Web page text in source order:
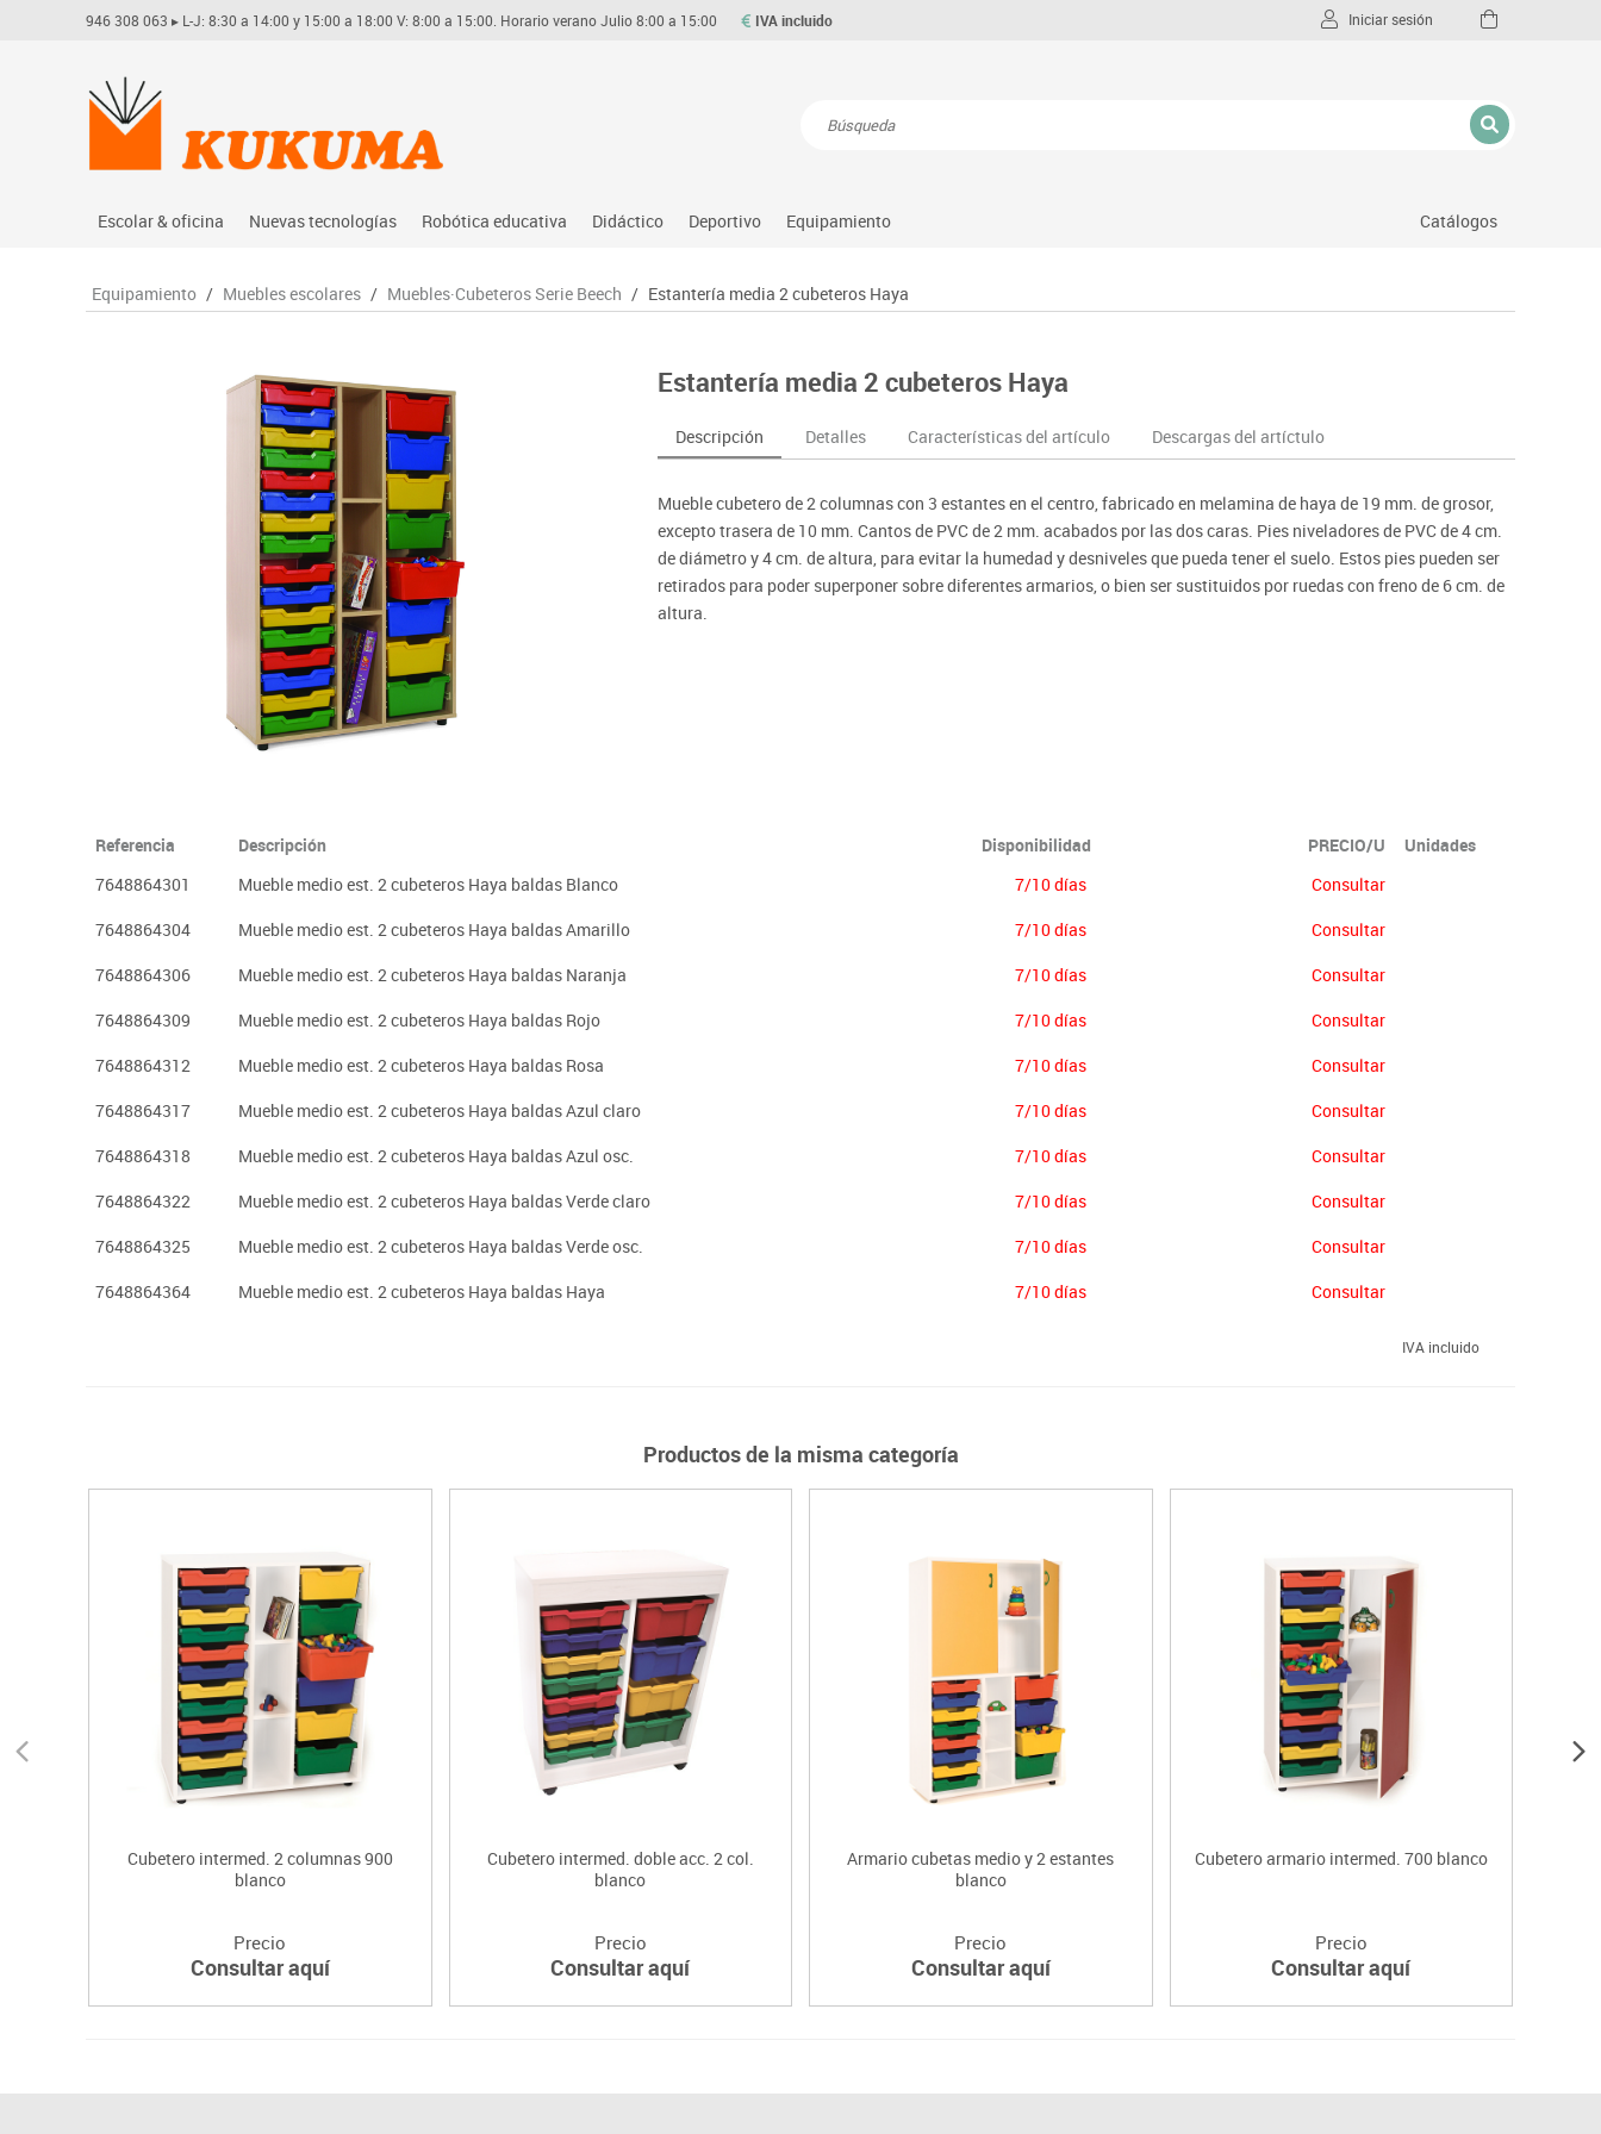
946 308 063 ▸ L-J: 8:30 a 14:00 y 15:00 a 18:00 V: 8:00 a 15:00. Horario verano Julio 8:00 a 15:00 IVA incluido Iniciar sesión
Escolar & oficina
Archivo
Escritura y corrección
Plastifica, encuaderna, destruye
Nuevas tecnologías
Audio
Monitores interactivos
Soportes
Videoconferencia
Videoproyección
Robótica educativa
Arduino
Matatastudio
Vex robotics
Otros
Didáctico
Asociación y atención
Espacios exteriores
Juegos heurísticos
Juegos simbólicos
Lenguaje & idiomas
Matemáticas
Música
Primeras edades
Psicomotricidad
Stem
Tinkering
Deportivo
Atletismo
Comp. deportivos
Deportes raqueta
Equipamiento
Hockey
Protección deportiva
Equipamiento
Aulas entornos naturales
Mesas educación
Percheros, baldas y taquillas
Sillas, bancos y taburetes
Catálogos
Equipamiento / Muebles escolares / Muebles·Cubeteros Serie Beech / Estantería media 2 cubeteros Haya
Estantería media 2 cubeteros Haya
Descripción Detalles Características del artículo Descargas del artíctulo
Mueble cubetero de 2 columnas con 3 estantes en el centro, fabricado en melamina de haya de 19 mm. de grosor,
excepto trasera de 10 mm. Cantos de PVC de 2 mm. acabados por las dos caras. Pies niveladores de PVC de 4 cm.
de diámetro y 4 cm. de altura, para evitar la humedad y desniveles que pueda tener el suelo. Estos pies pueden ser
retirados para poder superponer sobre diferentes armarios, o bien ser sustituidos por ruedas con freno de 6 cm. de
altura.
Referencia Descripción Disponibilidad PRECIO/U
Unidades
7648864301
Mueble medio est. 2 cubeteros Haya baldas Blanco 7/10 días
Consultar
7648864304
Mueble medio est. 2 cubeteros Haya baldas Amarillo 7/10 días
Consultar
7648864306
Mueble medio est. 2 cubeteros Haya baldas Naranja 7/10 días
Consultar
7648864309
Mueble medio est. 2 cubeteros Haya baldas Rojo 7/10 días
Consultar
7648864312
Mueble medio est. 2 cubeteros Haya baldas Rosa 7/10 días
Consultar
7648864317
Mueble medio est. 2 cubeteros Haya baldas Azul claro 7/10 días
Consultar
7648864318
Mueble medio est. 2 cubeteros Haya baldas Azul osc. 7/10 días
Consultar
7648864322
Mueble medio est. 2 cubeteros Haya baldas Verde claro 7/10 días
Consultar
7648864325
Mueble medio est. 2 cubeteros Haya baldas Verde osc. 7/10 días
Consultar
7648864364
Mueble medio est. 2 cubeteros Haya baldas Haya 7/10 días Consultar
IVA incluido
Productos de la misma categoría
Cubetero intermed. 2 columnas 900
blanco
Precio
Consultar aquí
Cubetero intermed. doble acc. 2 col.
blanco
Precio
Consultar aquí
Armario cubetas medio y 2 estantes
blanco
Precio
Consultar aquí
Cubetero armario intermed. 700 blanco
Precio
Consultar aquí